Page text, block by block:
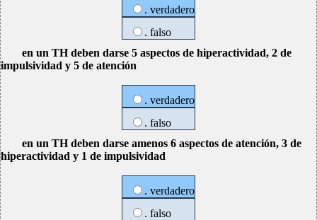
. verdadero
. falso
en un TH deben darse 5 aspectos de hiperactividad, 2 de
impulsividad y 5 de atención
. verdadero
. falso
en un TH deben darse amenos 6 aspectos de atención, 3 de
hiperactividad y 1 de impulsividad
. verdadero
. falso